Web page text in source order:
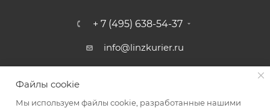
+ 7 (495) 638-54-37
info@linzkurier.ru
Файлы cookie
Мы используем файлы cookie, разработанные нашими